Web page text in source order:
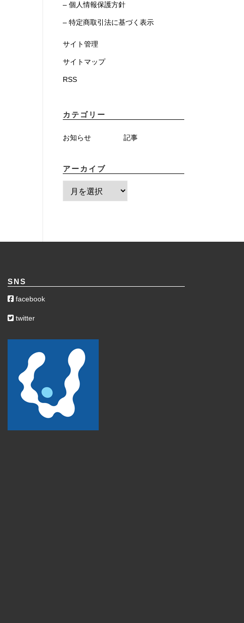
– 個人情報保護方針
– 特定商取引法に基づく表示
サイト管理
サイトマップ
RSS
カテゴリー
お知らせ 記事
アーカイブ
ー
ブ
SNS
facebook
twitter